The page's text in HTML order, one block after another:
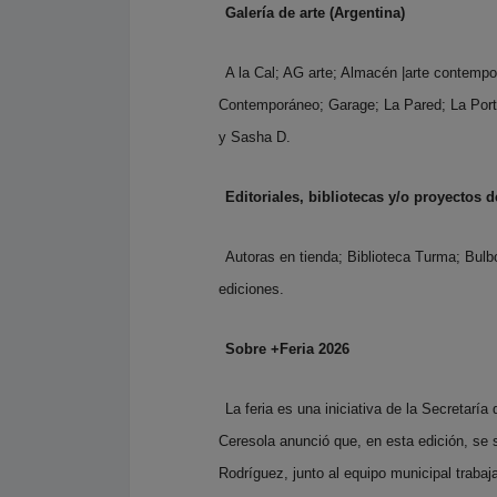
Galería de arte (Argentina)
A la Cal; AG arte; Almacén |arte
Contemporáneo; Garage; La Pared; La
y Sasha D.
Editoriales, bibliotecas y/o proyectos
Autoras en tienda; Biblioteca Turma;
ediciones.
Sobre +Feria 2026
La feria es una iniciativa de la Secretaría
Ceresola anunció que, en esta edición,
Rodríguez, junto al equipo municipal